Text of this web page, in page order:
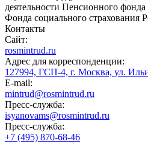
деятельности Пенсионного
Фонда социального страхования
Контакты
Сайт:
rosmintrud.ru
Адрес для корреспонденции:
127994, ГСП-4, г. Москва, ул.
E-mail:
mintrud@rosmintrud.ru
Пресс-служба:
isyanovams@rosmintrud.ru
Пресс-служба:
+7 (495) 870-68-46